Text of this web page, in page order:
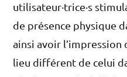
utilisateur·trice·s
de présence physique
ainsi avoir l’impression
lieu différent de celui